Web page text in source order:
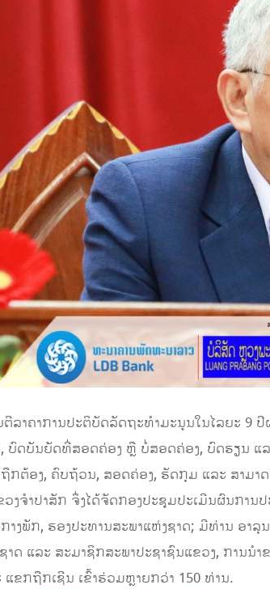
ລາຄາການປະຕິບັດລັດຖະທຳມະນູນໃນໄລຍະ 9
, ບົດບັນຍັດທີ່ສອດຄ່ອງ ຫຼື ບໍ່ສອດຄ່ອງ, ບົດຮຽນ
ກຕ້ອງ, ຄົບຖ້ວນ, ສອດຄ່ອງ, ຮັດກຸມ ແລະ ສາມາ
ງຈຳປາສັກ ຈຶ່ງໄດ້ຈັດກອງປະຊຸມປະເມີນຜົນກາ
າງພັກ, ຮອງປະທານສະພາແຫ່ງຊາດ; ມີທ່ານ ອາ
ດ ແລະ ສະມາຊິກສະພາປະຊາຊົນແຂວງ, ການນຳ
ແຂກຖືກເຊີນ ເຂົ້າຮ່ວມຫຼາຍກວ່າ 150 ທ່ານ.